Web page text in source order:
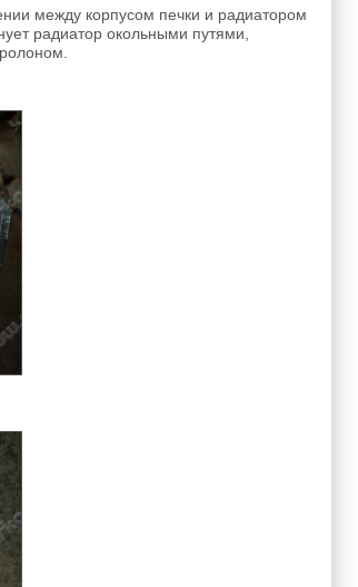
между корпусом печки и радиатором
радиатор окольными путями,